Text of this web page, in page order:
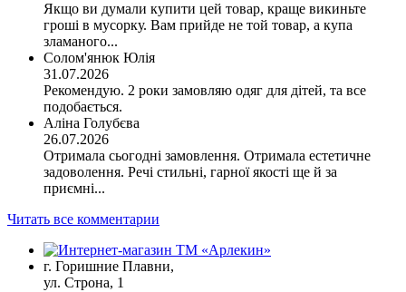
Якщо ви думали купити цей товар, краще викиньте
гроші в мусорку. Вам прийде не той товар, а купа
зламаного...
Солом'янюк Юлія
31.07.2026
Рекомендую. 2 роки замовляю одяг для дітей, та все
подобається.
Аліна Голубєва
26.07.2026
Отримала сьогодні замовлення. Отримала естетичне
задоволення. Речі стильні, гарної якості ще й за
приємні...
Читать все комментарии
г. Горишние Плавни,
ул. Строна, 1